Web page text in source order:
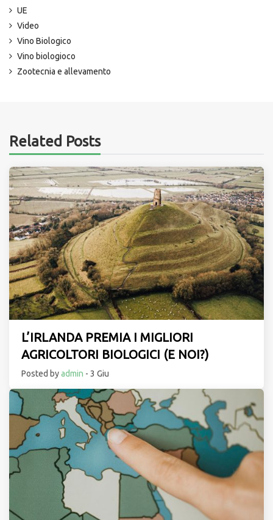
UE
Video
Vino Biologico
Vino biologioco
Zootecnia e allevamento
Related Posts
L’IRLANDA PREMIA I MIGLIORI
AGRICOLTORI BIOLOGICI (E NOI?)
Posted byadmin - 3 Giu